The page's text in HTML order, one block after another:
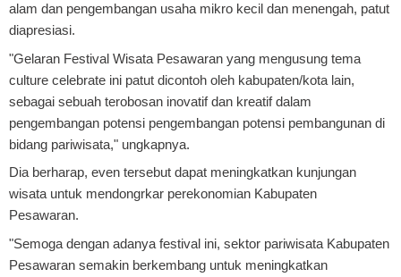
alam dan pengembangan usaha mikro kecil dan menengah, patut
diapresiasi.
"Gelaran Festival Wisata Pesawaran yang mengusung tema
culture celebrate ini patut dicontoh oleh kabupaten/kota lain,
sebagai sebuah terobosan inovatif dan kreatif dalam
pengembangan potensi pengembangan potensi pembangunan di
bidang pariwisata," ungkapnya.
Dia berharap, even tersebut dapat meningkatkan kunjungan
wisata untuk mendongrkar perekonomian Kabupaten
Pesawaran.
"Semoga dengan adanya festival ini, sektor pariwisata Kabupaten
Pesawaran semakin berkembang untuk meningkatkan